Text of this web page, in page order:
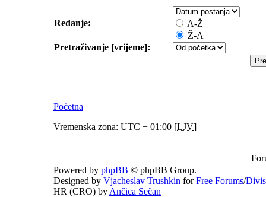
Redanje:
A-Ž
Ž-A
Pretraživanje [vrijeme]:
Početna
Vremenska zona: UTC + 01:00 [LJV]
Powered by phpBB © phpBB Group.
Designed by Vjacheslav Trushkin forFree Forums/
HR (CRO) by Ančica Sečan